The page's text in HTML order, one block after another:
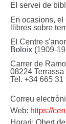
El servei de
En ocasions,
llibres sobre
El Centre
Boloix (1909-
Carrer de
08224 Terrassa
Tel. +34 665 31
Correu
Web: https://